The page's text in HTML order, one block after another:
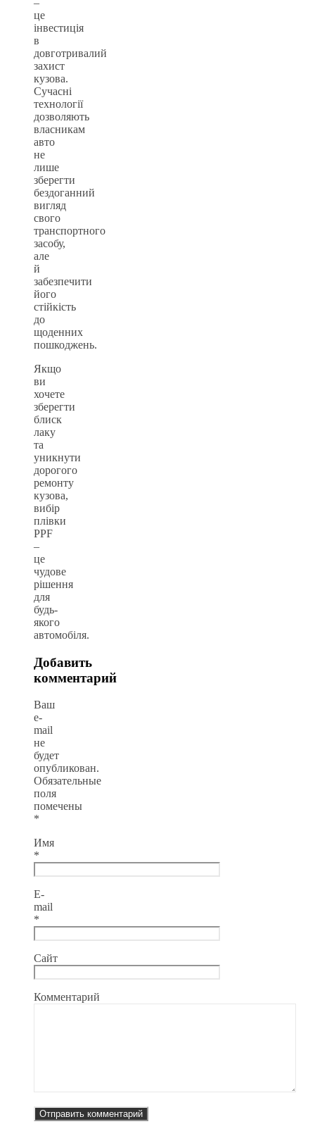
–
це
інвестиція
в
довготривалий
захист
кузова.
Сучасні
технології
дозволяють
власникам
авто
не
лише
зберегти
бездоганний
вигляд
свого
транспортного
засобу,
але
й
забезпечити
його
стійкість
до
щоденних
пошкоджень.
Якщо
ви
хочете
зберегти
блиск
лаку
та
уникнути
дорогого
ремонту
кузова,
вибір
плівки
PPF
–
це
чудове
рішення
для
будь-
якого
автомобіля.
Добавить
комментарий
Ваш
e-
mail
не
будет
опубликован.
Обязательные
поля
помечены
*
Имя
*
E-
mail
*
Сайт
Комментарий